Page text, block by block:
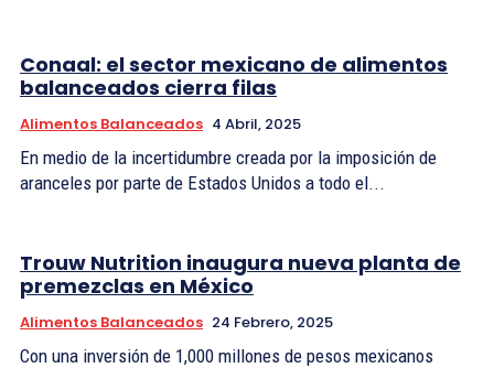
Conaal: el sector mexicano de alimentos
balanceados cierra filas
Alimentos Balanceados 4 Abril, 2025
En medio de la incertidumbre creada por la imposición de
aranceles por parte de Estados Unidos a todo el...
Trouw Nutrition inaugura nueva planta de
premezclas en México
Alimentos Balanceados 24 Febrero, 2025
Con una inversión de 1,000 millones de pesos mexicanos